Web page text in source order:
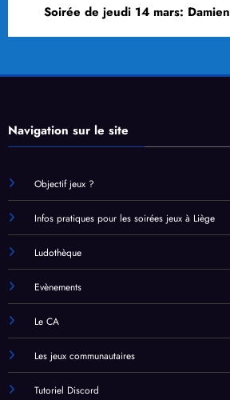
Soirée de jeudi 14 mars: Damien
Navigation sur le site
Objectif jeux ?
Infos pratiques pour les soirées jeux à Liège
Ludothèque
Evènements
Le CA
Les jeux communautaires
Tutoriel Discord